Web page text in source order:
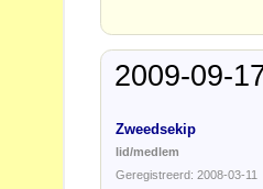
2009-09-
Zweedsekip
lid/medlem
Geregistreerd: 2008-03-11